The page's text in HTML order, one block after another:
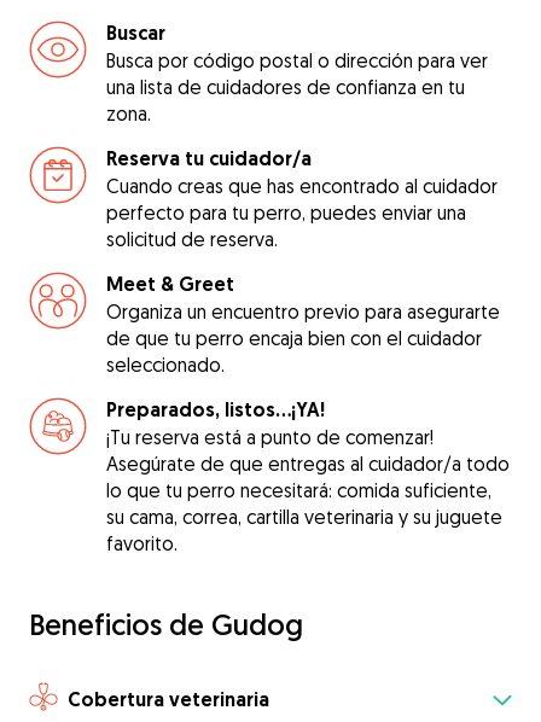
Buscar
Busca por código postal o dirección para ver
una lista de cuidadores de confianza en tu
zona.
Reserva tu cuidador/a
Cuando creas que has encontrado al cuidador
perfecto para tu perro, puedes enviar una
solicitud de reserva.
Meet & Greet
Organiza un encuentro previo para asegurarte
de que tu perro encaja bien con el cuidador
seleccionado.
Preparados, listos...¡YA!
¡Tu reserva está a punto de comenzar!
Asegúrate de que entregas al cuidador/a todo
lo que tu perro necesitará: comida suficiente,
su cama, correa, cartilla veterinaria y su juguete
favorito.
Beneficios de Gudog
Cobertura veterinaria